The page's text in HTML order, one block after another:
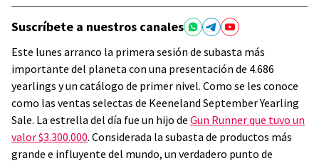
Suscríbete a nuestros canales
Este lunes arranco la primera sesión de subasta más
importante del planeta con una presentación de 4.686
yearlings y un catálogo de primer nivel. Como se les conoce
como las ventas selectas de Keeneland September Yearling
Sale. La estrella del día fue un hijo de Gun Runner que tuvo un
valor $3.300.000. Considerada la subasta de productos más
grande e influyente del mundo, un verdadero punto de